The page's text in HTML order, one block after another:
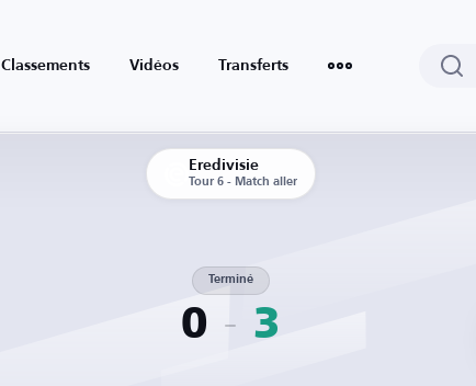
Classements Vidéos Transferts
Eredivisie
Tour 6 - Match aller
0
Terminé
3